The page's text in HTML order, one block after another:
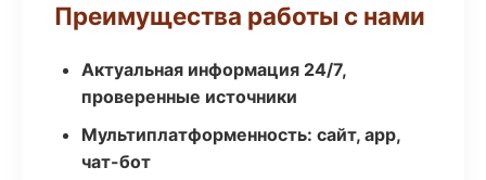
Преимущества работы с нами
Актуальная информация 24/7,
проверенные источники
Мультиплатформенность: сайт, app,
чат-бот